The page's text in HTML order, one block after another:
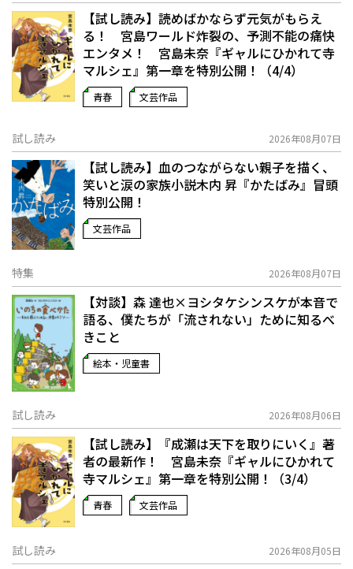
【試し読み】読めばかならず元気がもらえ
る！ 宮島ワールド炸裂の、予測不能の痛快
エンタメ！ 宮島未奈『ギャルにひかれて寺
マルシェ』第一章を特別公開！（4/4）
青春 文芸作品
試し読み 2026年08月07日
【試し読み】血のつながらない親子を描く、
笑いと涙の家族小説――木内 昇『かたばみ』冒頭
特別公開！
文芸作品
特集 2026年08月07日
【対談】森 達也×ヨシタケシンスケが本音で
語る、僕たちが「流されない」ために知るべ
きこと
絵本・児童書
試し読み 2026年08月06日
【試し読み】『成瀬は天下を取りにいく』著
者の最新作！ 宮島未奈『ギャルにひかれて
寺マルシェ』第一章を特別公開！（3/4）
青春 文芸作品
試し読み 2026年08月05日